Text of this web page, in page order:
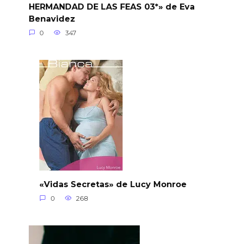
HERMANDAD DE LAS FEAS 03*» de Eva
Benavidez
0 347
«Vidas Secretas» de Lucy Monroe
0 268